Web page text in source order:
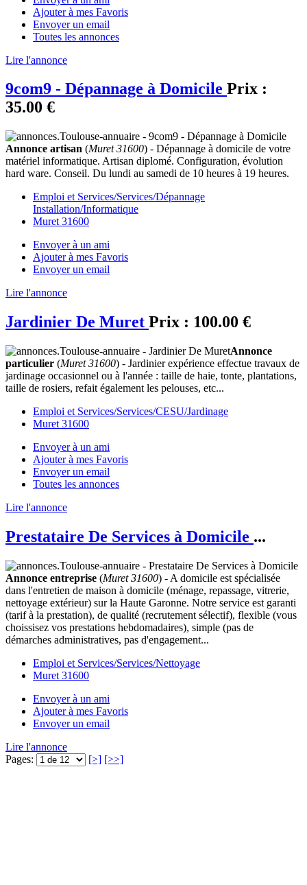
Ajouter à mes Favoris
Envoyer un email
Toutes les annonces
Lire l'annonce
9com9 - Dépannage à Domicile Prix :
35.00 €
Annonce artisan (Muret 31600) - Dépannage à domicile de votre
matériel informatique. Artisan diplomé. Configuration, évolution
hard ware. Conseil. Du lundi au samedi de 10 heures à 19 heures.
Emploi et Services/Services/Dépannage
Installation/Informatique
Muret 31600
Envoyer à un ami
Ajouter à mes Favoris
Envoyer un email
Lire l'annonce
Jardinier De Muret Prix : 100.00 €
Annonce
particulier (Muret 31600) - Jardinier expérience effectue travaux de
jardinage occasionnel ou à l'année : taille de haie, tonte, plantations,
taille de rosiers, refait également les pelouses, etc...
Emploi et Services/Services/CESU/Jardinage
Muret 31600
Envoyer à un ami
Ajouter à mes Favoris
Envoyer un email
Toutes les annonces
Lire l'annonce
Prestataire De Services à Domicile ...
Annonce entreprise (Muret 31600) - A domicile est spécialisée
dans l'entretien de maison à domicile (ménage, repassage, vitrerie,
nettoyage extérieur) sur la Haute Garonne. Notre service est garanti
(tarif à la prestation), de qualité (recrutement sélectif), flexible (vous
choissisez vos prestations hebdomadaires), simple (pas de
démarches administratives, pas d'engagement...
Emploi et Services/Services/Nettoyage
Muret 31600
Envoyer à un ami
Ajouter à mes Favoris
Envoyer un email
Lire l'annonce
Pages:
[>] [>>]